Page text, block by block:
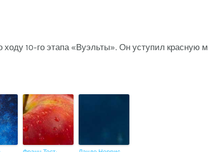
10-го этапа «Вуэльты». Он уступил красную